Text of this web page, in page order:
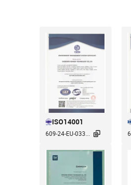
ISO14001
609-24-EU-033... 